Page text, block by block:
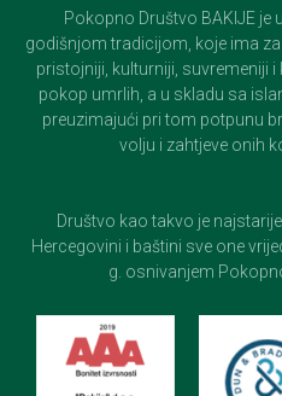
Pokopno Društvo BAKIJE je
godišnjom tradicijom, koje ima
pristojniji, kulturniji, suvremeniji
pokop umrlih, a u skladu sa
preuzimajući pri tom potpunu
volju i zahtjeve onih
Društvo kao takvo je
Hercegovini i baštini sve one
g. osnivanjem